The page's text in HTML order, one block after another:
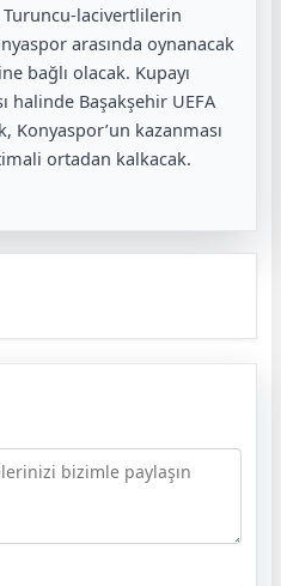
Turuncu-lacivertlilerin
arasında oynanacak
bağlı olacak. Kupayı
halinde Başakşehir UEFA
Konyaspor’un kazanması
ortadan kalkacak.